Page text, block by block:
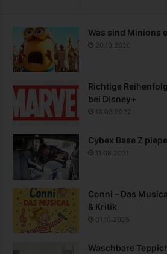
Was sind Minions
20.10.2020
Richtige
bei Disney+
14.03.2022
Cybex Base Z
11.08.2021
Conni – Das
& Kritik
01.10.2025
Waschbare